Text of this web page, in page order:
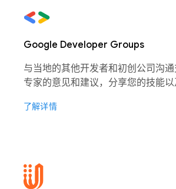
Google Developer Groups
与当地的其他开发者和初创公司沟
专家的意见和建议，分享您的技能以
了解详情